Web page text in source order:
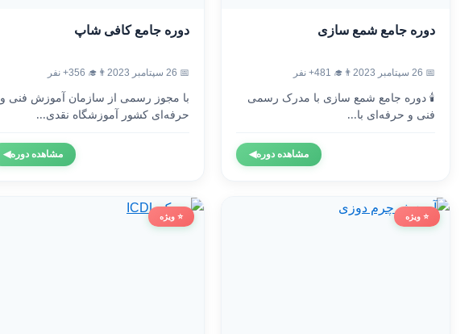
دوره جامع شمع سازی
📅 26 سپتامبر 2023 👨‍🎓 481+ نفر
🕯️ دوره جامع شمع سازی با مدرک رسمی
فنی و حرفه‌ای با...
مشاهده دوره◀
دوره جامع کافی شاپ
📅 26 سپتامبر 2023 👨‍🎓 356+ نفر
با مجوز رسمی از سازمان آموزش فنی و
حرفه‌ای کشور آموزشگاه نقدی...
مشاهده دوره◀
⭐ ویژه ⭐ ویژه